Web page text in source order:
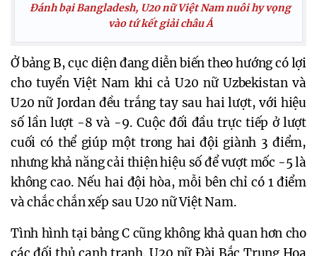
Đánh bại Bangladesh, U20 nữ Việt Nam nuôi hy vọng
vào tứ kết giải châu Á
Ở bảng B, cục diện đang diễn biến theo hướng có lợi
cho tuyển Việt Nam khi cả U20 nữ Uzbekistan và
U20 nữ Jordan đều trắng tay sau hai lượt, với hiệu
số lần lượt -8 và -9. Cuộc đối đầu trực tiếp ở lượt
cuối có thể giúp một trong hai đội giành 3 điểm,
nhưng khả năng cải thiện hiệu số để vượt mốc -5 là
không cao. Nếu hai đội hòa, mỗi bên chỉ có 1 điểm
và chắc chắn xếp sau U20 nữ Việt Nam.
Tình hình tại bảng C cũng không khả quan hơn cho